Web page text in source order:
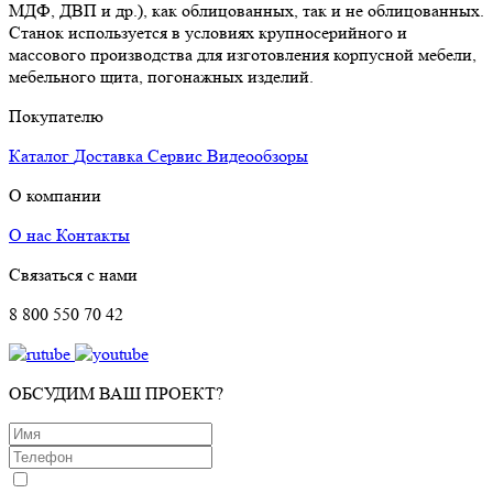
МДФ, ДВП и др.), как облицованных, так и не облицованных.
Станок используется в условиях крупносерийного и
массового производства для изготовления корпусной мебели,
мебельного щита, погонажных изделий.
Покупателю
Каталог Доставка Сервис Видеообзоры
О компании
О нас Контакты
Связаться с нами
8 800 550 70 42
ОБСУДИМ ВАШ ПРОЕКТ?